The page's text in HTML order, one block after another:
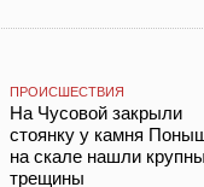
ПРОИСШЕСТВИЯ
На Чусовой закрыли
стоянку у камня
на скале нашли
трещины